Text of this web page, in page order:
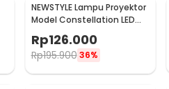
NEWSTYLE Lampu Proyektor
Model Constellation LED
Night Light 3W 5V - NL-USB
Rp126.000
Rp195.900 36%